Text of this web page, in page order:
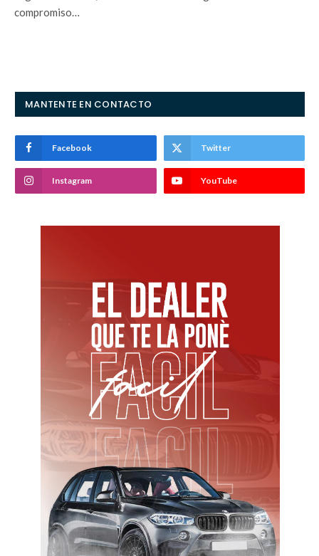
compromiso…
MANTENTE EN CONTACTO
Facebook Twitter
Instagram YouTube